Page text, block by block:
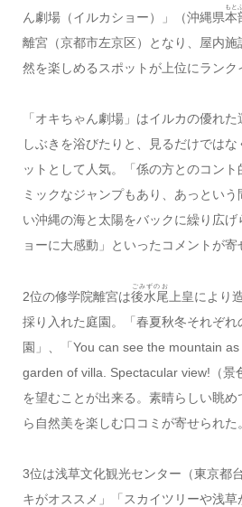
ん劇場（イルカショー）」（沖縄県本
もと
離宮（京都市左京区）となり、屋内施
然を楽しめるスポットが上位にランク
「オキちゃん劇場」はイルカの優れ
しぶきを浴びたりと、見るだけでは
ットとして人気。「係の方とのコン
ミックなジャンプもあり、あっとい
い沖縄の海と太陽をバックに繰り広
ョーに大感動」といったコメントが寄
2位の修学院離宮は後水尾
ごみずのお
上皇により
採り入れた庭園。「春夏秋冬それぞ
園」、「You can see the mountain
garden of villa. Spectacular view!（景
を望むことが出来る。素晴らしい眺
ら自然美を楽しむ口コミが寄せられた。
3位は浅草文化観光センター（東京都
キがオススメ」「スカイツリーや浅